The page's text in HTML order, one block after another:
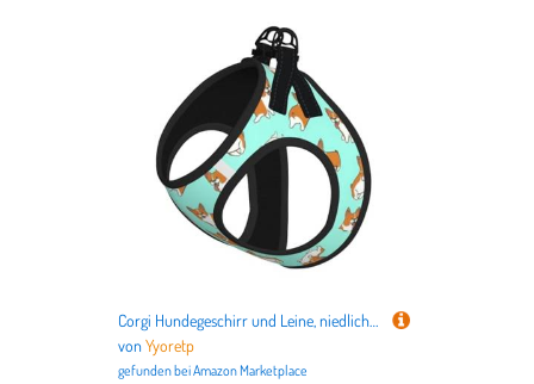
Corgi Hundegeschirr und Leine, niedliches Hundemotiv, atmungsaktiv, verstellbar, ausbruchsicher, Weste für Katzen und Hunde
vonYyoretp
gefunden beiAmazon Marketplace